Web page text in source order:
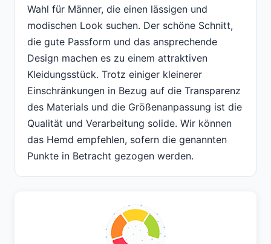
Wahl für Männer, die einen lässigen und
modischen Look suchen. Der schöne Schnitt,
die gute Passform und das ansprechende
Design machen es zu einem attraktiven
Kleidungsstück. Trotz einiger kleinerer
Einschränkungen in Bezug auf die Transparenz
des Materials und die Größenanpassung ist die
Qualität und Verarbeitung solide. Wir können
das Hemd empfehlen, sofern die genannten
Punkte in Betracht gezogen werden.